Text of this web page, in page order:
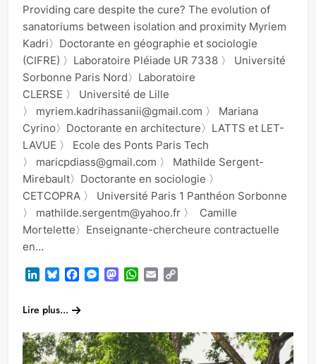
Providing care despite the cure? The evolution of
sanatoriums between isolation and proximity Myriem
Kadri〉Doctorante en géographie et sociologie
(CIFRE) 〉Laboratoire Pléiade UR 7338 〉 Université
Sorbonne Paris Nord〉Laboratoire
CLERSE 〉 Université de Lille
〉 myriem.kadrihassanii@gmail.com 〉 Mariana
Cyrino〉Doctorante en architecture〉LATTS et LET-
LAVUE 〉 Ecole des Ponts Paris Tech
〉 maricpdiass@gmail.com 〉 Mathilde Sergent-
Mirebault〉Doctorante en sociologie 〉
CETCOPRA 〉 Université Paris 1 Panthéon Sorbonne
〉 mathilde.sergentm@yahoo.fr 〉 Camille
Mortelette〉Enseignante-chercheure contractuelle
en…
LinkedInBlueskyFacebook
Messenger
Mastodon
WhatsApp
Email
Lire plus...